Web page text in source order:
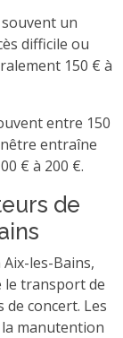
un
difficile ou
150 € à
entre 150
entraîne
€ à 200 €.
de
les-Bains,
le transport de
concert. Les
manutention